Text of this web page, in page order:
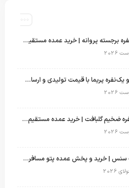
قیمت پتو تک نفره برجسته پروانه | خرید عمده مستقیم با بهترین قیمت بازار
فروش عمده پتو یک‌نفره پریما با قیمت تولیدی و ارسال به سراسر کشور
قیمت پتو یک‌نفره ضخیم گلبافت | خرید عمده مستقیم با بهترین قیمت
قیمت پتو سبک سنس | خرید و پخش عمده پتو مسافرتی Sense